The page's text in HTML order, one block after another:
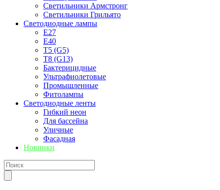
Светильники Армстронг
Светильники Грильято
Светодиодные лампы
E27
Е40
T5 (G5)
T8 (G13)
Бактерицидные
Ультрафиолетовые
Промышленные
Фитолампы
Светодиодные ленты
Гибкий неон
Для бассейна
Уличные
Фасадная
Новинки